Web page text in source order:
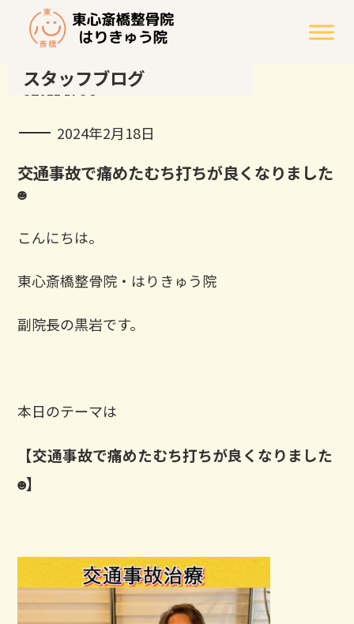
スタッフブログ
STAFF BLOG
2024年2月18日
交通事故で痛めたむち打ちが良くなりました
☻
こんにちは。
東心斎橋整骨院・はりきゅう院
副院長の黒岩です。
本日のテーマは
【交通事故で痛めたむち打ちが良くなりました
☻】